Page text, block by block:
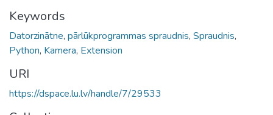
Keywords
Datorzinātne, pārlūkprogrammas spraudnis, Spraudnis,
Python, Kamera, Extension
URI
https://dspace.lu.lv/handle/7/29533